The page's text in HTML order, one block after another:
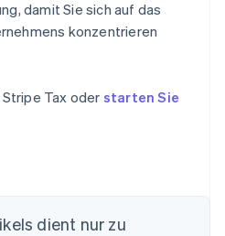
damit Sie sich auf das
konzentrieren
Tax oder starten Sie
dient nur zu